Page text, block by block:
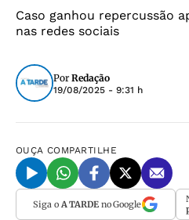
Caso ganhou repercussão
nas redes sociais
Por Redação
19/08/2025 - 9:31 h
OUÇA COMPARTILHE
Siga o A TARDEno Google